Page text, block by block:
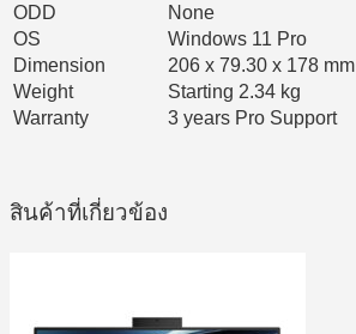
ODD
None
OS
Windows 11 Pro
Dimension
206 x 79.30 x 178 mm
Weight
Starting 2.34 kg
Warranty
3 years Pro Support
สินค้าที่เกี่ยวข้อง